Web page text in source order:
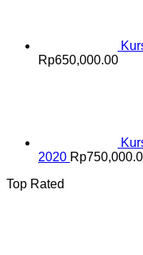
Rp650,000.00
2020 Rp
Top Rated